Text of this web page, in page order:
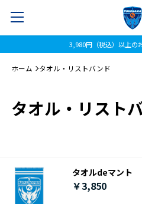
3,980円（税込）以上の
ホーム タオル・リストバンド
タオル・リスト
タオルdeマント
￥3,850